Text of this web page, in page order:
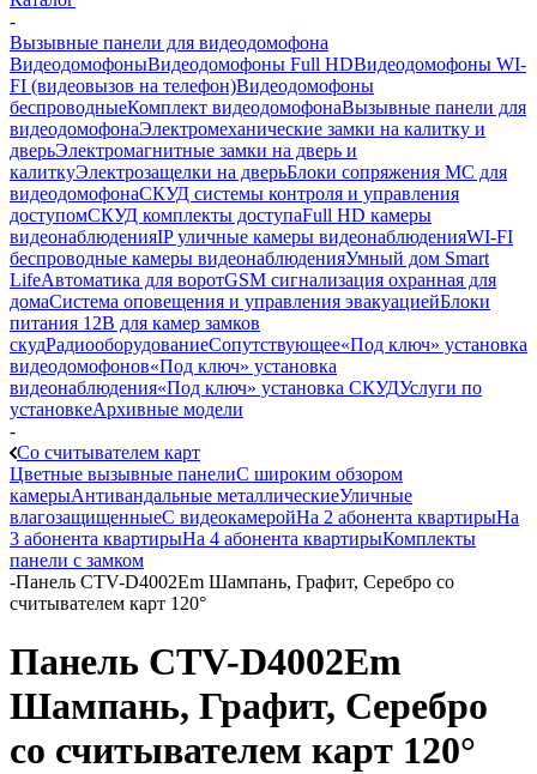
-
Вызывные панели для видеодомофона
ВидеодомофоныВидеодомофоны Full HDВидеодомофоны WI-
FI (видеовызов на телефон)Видеодомофоны
беспроводныеКомплект видеодомофонаВызывные панели для
видеодомофонаЭлектромеханические замки на калитку и
дверьЭлектромагнитные замки на дверь и
калиткуЭлектрозащелки на дверьБлоки сопряжения МС для
видеодомофонаСКУД системы контроля и управления
доступомСКУД комплекты доступаFull HD камеры
видеонаблюденияIP уличные камеры видеонаблюденияWI-FI
беспроводные камеры видеонаблюденияУмный дом Smart
LifeАвтоматика для воротGSM сигнализация охранная для
домаCистема оповещения и управления эвакуациейБлоки
питания 12В для камер замков
скудРадиооборудованиеСопутствующее«Под ключ» установка
видеодомофонов«Под ключ» установка
видеонаблюдения«Под ключ» установка СКУДУслуги по
установкеАрхивные модели
-
Со считывателем карт
Цветные вызывные панелиС широким обзором
камерыАнтивандальные металлическиеУличные
влагозащищенныеС видеокамеройНа 2 абонента квартирыНа
3 абонента квартирыНа 4 абонента квартирыКомплекты
панели с замком
-Панель CTV-D4002Em Шампань, Графит, Серебро со
считывателем карт 120°
Панель CTV-D4002Em
Шампань, Графит, Серебро
со считывателем карт 120°